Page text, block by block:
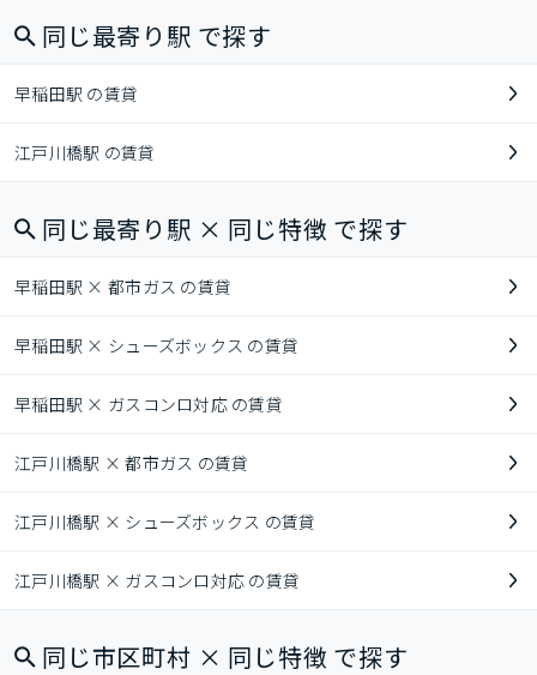
同じ最寄り駅 で探す
早稲田駅 の賃貸
江戸川橋駅 の賃貸
同じ最寄り駅 × 同じ特徴 で探す
早稲田駅 × 都市ガス の賃貸
早稲田駅 × シューズボックス の賃貸
早稲田駅 × ガスコンロ対応 の賃貸
江戸川橋駅 × 都市ガス の賃貸
江戸川橋駅 × シューズボックス の賃貸
江戸川橋駅 × ガスコンロ対応 の賃貸
同じ市区町村 × 同じ特徴 で探す